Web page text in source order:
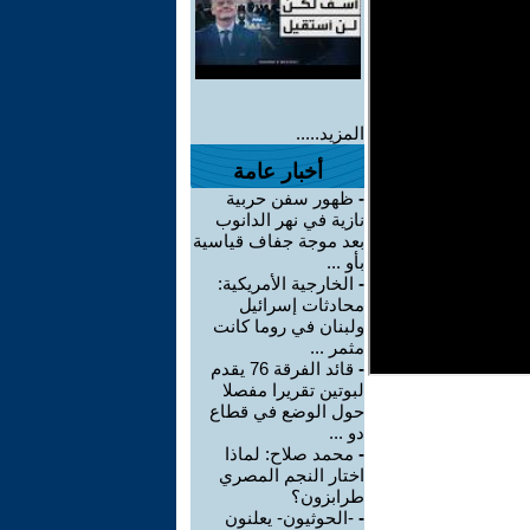
المزيد.....
أخبار عامة
- ظهور سفن حربية
نازية في نهر الدانوب
بعد موجة جفاف قياسية
بأو ...
- الخارجية الأمريكية:
محادثات إسرائيل
ولبنان في روما كانت
مثمر ...
-
قائد الفرقة 76 يقدم
لبوتين تقريرا مفصلا
حول الوضع في قطاع
دو ...
- محمد صلاح: لماذا
اختار النجم المصري
طرابزون؟
- -الحوثيون- يعلنون